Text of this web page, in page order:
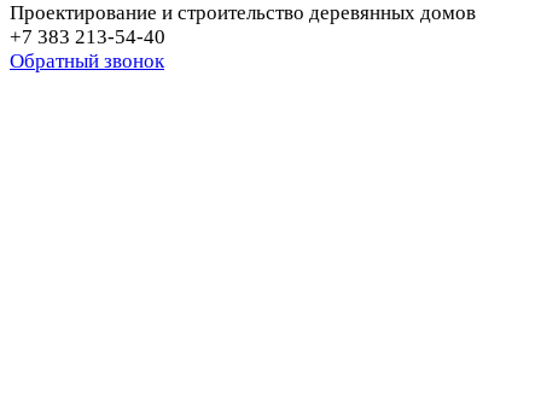
Проектирование и строительство деревянных домов
+7 383 213-54-40
Обратный звонок